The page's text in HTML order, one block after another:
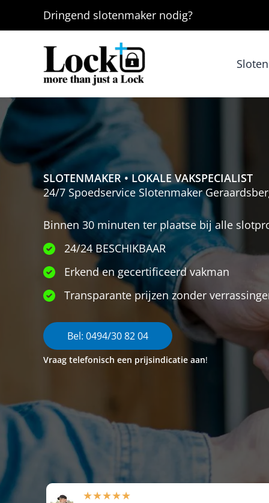
Dringend slotenmaker nodig?
SLOTENMAKER•LOKALE VAKSPECIALIST
24/7 Spoedservice Slotenmaker
Binnen 30 minuten ter plaatse bij alle
24/24 BESCHIKBAAR
Erkend en gecertificeerd vakman
Transparante prijzen zonder
Bel: 0494/30 82 04
Vraag telefonisch een prijsindicatie aan!
★★★★★